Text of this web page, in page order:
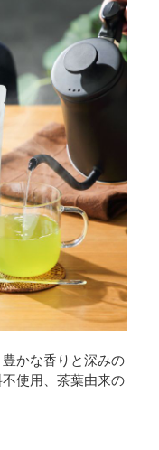
かな香りと深みの
使用、茶葉由来の